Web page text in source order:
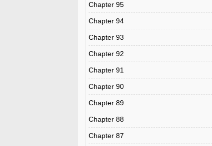
Chapter 95
Chapter 94
Chapter 93
Chapter 92
Chapter 91
Chapter 90
Chapter 89
Chapter 88
Chapter 87